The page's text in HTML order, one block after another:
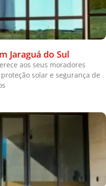
Jaraguá do Sul
aos seus moradores
solar e segurança de